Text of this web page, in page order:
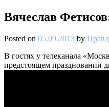
Вячеслав
Posted on 05.09.2013 by
В гостях у телеканала
предстоящем праздновании